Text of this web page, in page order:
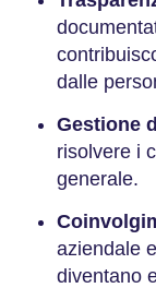
dalle
Gestione
risolvere i
generale.
aziendale
diventano